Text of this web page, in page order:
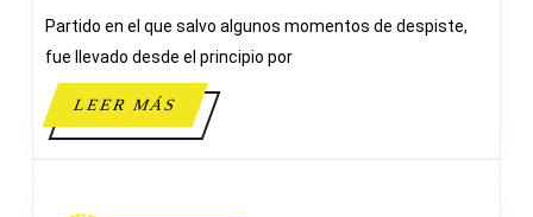
CAD
PRINT
Partido en el que salvo algunos momentos de despiste,
fue llevado desde el principio por
LEER MÁSLEER
MÁS